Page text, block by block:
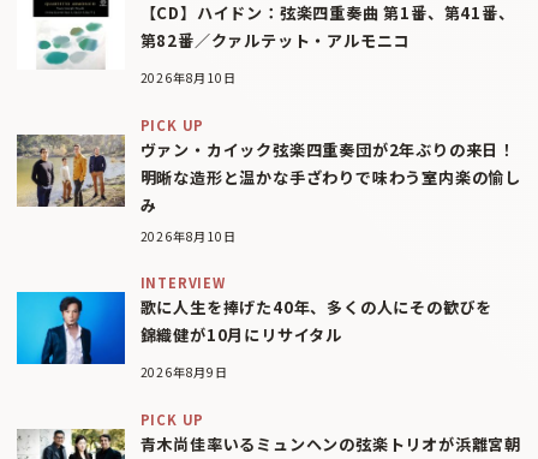
【CD】ハイドン：弦楽四重奏曲 第1番、第41番、
第82番／クァルテット・アルモニコ
2026年8月10日
PICK UP
ヴァン・カイック弦楽四重奏団が2年ぶりの来日！
明晰な造形と温かな手ざわりで味わう室内楽の愉し
み
2026年8月10日
INTERVIEW
歌に人生を捧げた40年、多くの人にその歓びを
錦織健が10月にリサイタル
2026年8月9日
PICK UP
青木尚佳率いるミュンヘンの弦楽トリオが浜離宮朝